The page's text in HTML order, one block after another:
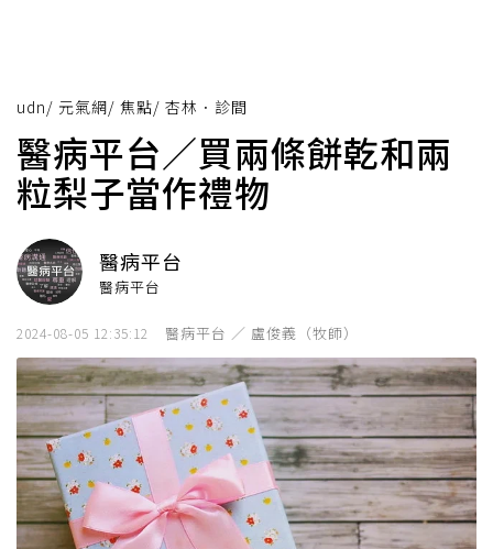
udn/ 元氣網/ 焦點/ 杏林．診間
醫病平台／買兩條餅乾和兩
粒梨子當作禮物
醫病平台
醫病平台
2024-08-05 12:35:12 醫病平台 ／ 盧俊義（牧師）